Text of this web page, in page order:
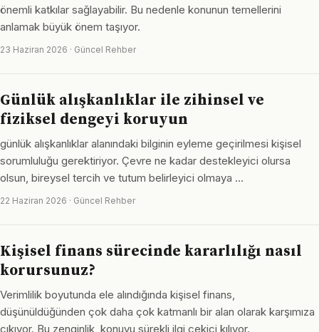
önemli katkılar sağlayabilir. Bu nedenle konunun temellerini
anlamak büyük önem taşıyor.
23 Haziran 2026 · Güncel Rehber
Günlük alışkanlıklar ile zihinsel ve
fiziksel dengeyi koruyun
günlük alışkanlıklar alanındaki bilginin eyleme geçirilmesi kişisel
sorumluluğu gerektiriyor. Çevre ne kadar destekleyici olursa
olsun, bireysel tercih ve tutum belirleyici olmaya …
22 Haziran 2026 · Güncel Rehber
Kişisel finans sürecinde kararlılığı nasıl
korursunuz?
Verimlilik boyutunda ele alındığında kişisel finans,
düşünüldüğünden çok daha çok katmanlı bir alan olarak karşımıza
çıkıyor. Bu zenginlik, konuyu sürekli ilgi çekici kılıyor.